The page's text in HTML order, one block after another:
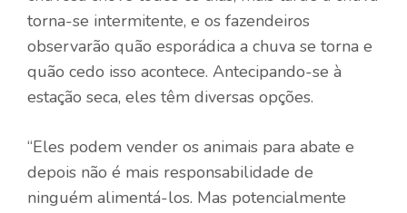
torna-se intermitente, e os fazendeiros
observarão quão esporádica a chuva se torna e
quão cedo isso acontece. Antecipando-se à
estação seca, eles têm diversas opções.
“Eles podem vender os animais para abate e
depois não é mais responsabilidade de
ninguém alimentá-los. Mas potencialmente